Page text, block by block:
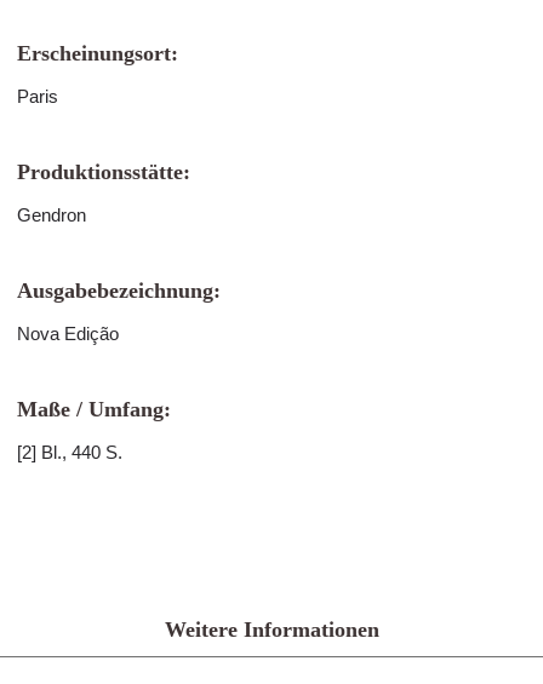
Erscheinungsort:
Paris
Produktionsstätte:
Gendron
Ausgabebezeichnung:
Nova Edição
Maße / Umfang:
[2] Bl., 440 S.
Weitere Informationen